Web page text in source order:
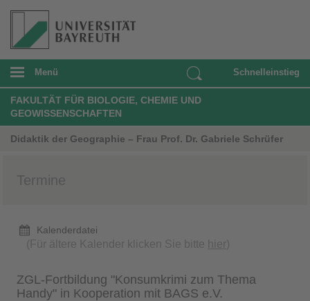
Menü Schnelleinstieg
FAKULTÄT FÜR BIOLOGIE, CHEMIE UND
GEOWISSENSCHAFTEN
Didaktik der Geographie – Frau Prof. Dr. Gabriele Schrüfer
Termine
Kalenderdatei
(Für ältere Kalender klicken Sie bitte hier)
ZGL-Fortbildung "Konsumkrimi zum Thema
Handy" in Kooperation mit BAGS e.V.